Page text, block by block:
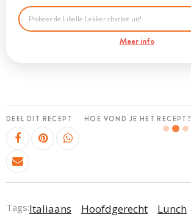
Meer info
DEEL DIT RECEPT HOE VOND JE HET RECEPT?
Tags:Italiaans Hoofdgerecht Lunch